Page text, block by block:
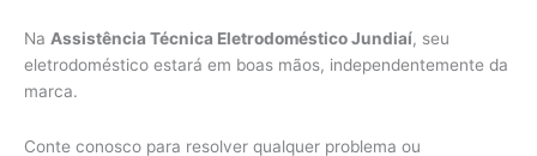
Na Assistência Técnica Eletrodoméstico Jundiaí, seu
eletrodoméstico estará em boas mãos, independentemente da
marca.
Conte conosco para resolver qualquer problema ou